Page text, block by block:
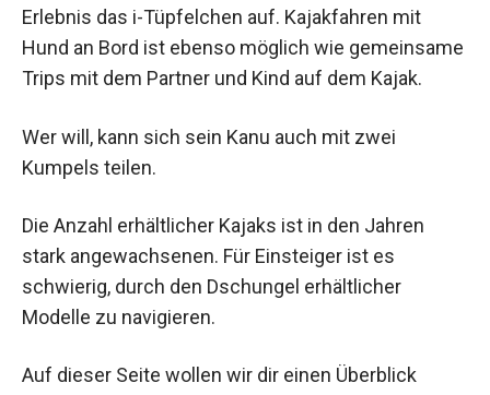
Erlebnis das i-Tüpfelchen auf. Kajakfahren mit
Hund an Bord ist ebenso möglich wie gemeinsame
Trips mit dem Partner und Kind auf dem Kajak.
Wer will, kann sich sein Kanu auch mit zwei
Kumpels teilen.
Die Anzahl erhältlicher Kajaks ist in den Jahren
stark angewachsenen. Für Einsteiger ist es
schwierig, durch den Dschungel erhältlicher
Modelle zu navigieren.
Auf dieser Seite wollen wir dir einen Überblick